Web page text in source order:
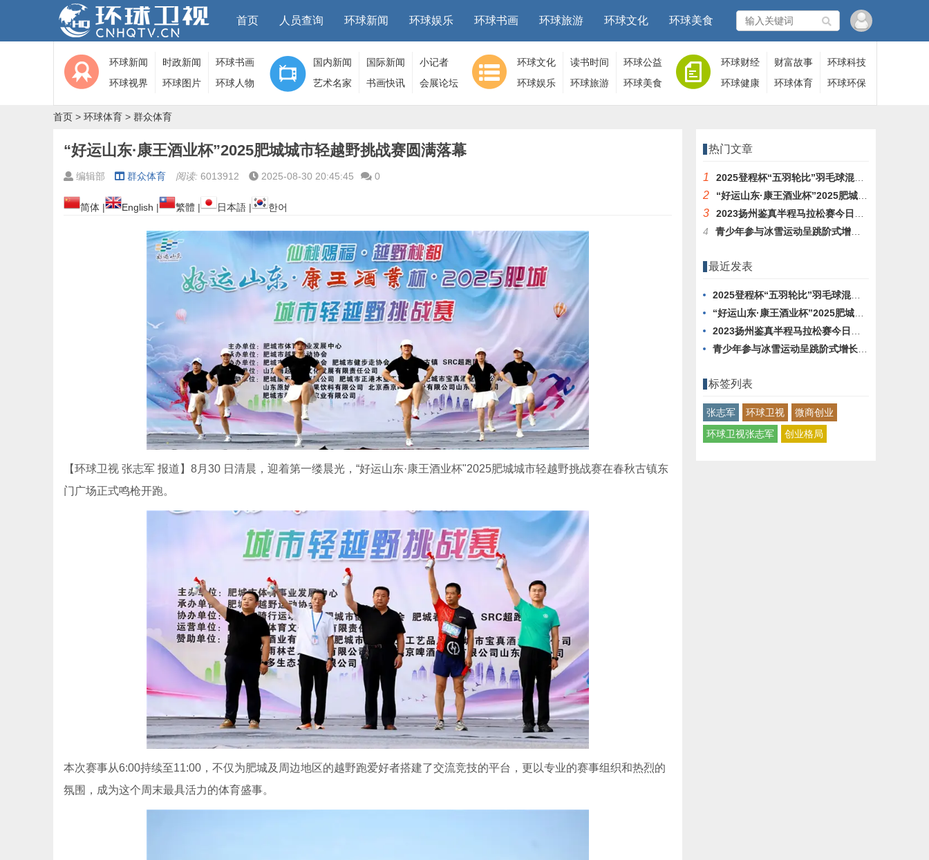
首页 人员查询 环球新闻 环球娱乐 环球书画 环球旅游 环球文化 环球美食
环球新闻 时政新闻
环球书画
环球视界
环球图片 环球人物
国内新闻 国际新闻
小记者
艺术名家
书画快讯 会展论坛
环球文化 读书时间
环球公益
环球娱乐
环球旅游 环球美食
环球财经 财富故事
环球科技
环球健康
环球体育 环球环保
首页 > 环球体育 > 群众体育
“好运山东·康王酒业杯”2025肥城城市轻越野挑战赛圆满落幕
编辑部 群众体育 阅读: 6013912 2025-08-30 20:45:45 0
简体 | English | 繁體 | 日本語 | 한어
【环球卫视 张志军 报道】8月30 日清晨，迎着第一缕晨光，“好运山东·康王酒业杯"2025肥城城市轻越野挑战赛在春秋古镇东
门广场正式鸣枪开跑。
本次赛事从6:00持续至11:00，不仅为肥城及周边地区的越野跑爱好者搭建了交流竞技的平台，更以专业的赛事组织和热烈的
氛围，成为这个周末最具活力的体育盛事。
热门文章
1 2025登程杯“五羽轮比”羽毛球混合团体赛
2 “好运山东·康王酒业杯”2025肥城城市轻越野挑战赛圆满落幕
3
2023扬州鉴真半程马拉松赛今日举行
4
青少年参与冰雪运动呈跳阶式增长，有哪些升学和职业路径 ？
最近发表
2025登程杯“五羽轮比”羽毛球混合团体赛
“好运山东·康王酒业杯”2025肥城城市轻越野挑战赛圆满落幕
2023扬州鉴真半程马拉松赛今日举行
青少年参与冰雪运动呈跳阶式增长，有哪些升学和职业路径 ？
标签列表
张志军 环球卫视
微商创业
环球卫视张志军
创业格局